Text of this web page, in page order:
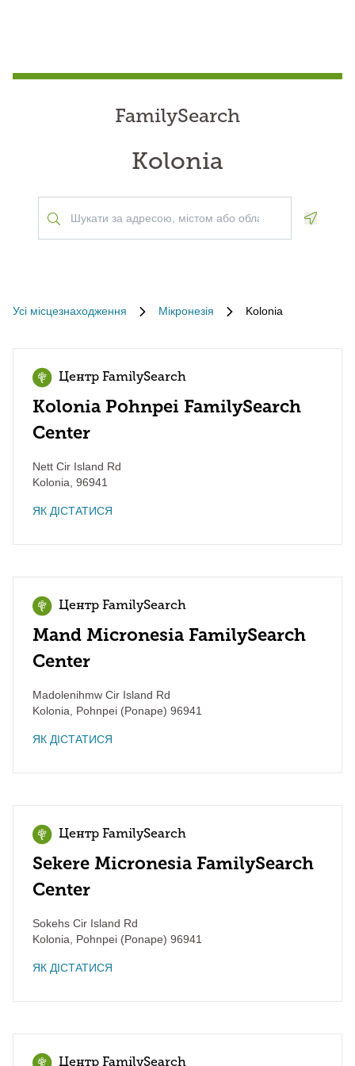
FamilySearch
Kolonia
Усі місцезнаходження Мікронезія Kolonia
Центр FamilySearch
Kolonia Pohnpei FamilySearch
Center
Nett Cir Island Rd
Kolonia 96941
ЯК ДІСТАТИСЯ
Центр FamilySearch
Mand Micronesia FamilySearch
Center
Madolenihmw Cir Island Rd
Kolonia
Pohnpei (Ponape) 96941
ЯК ДІСТАТИСЯ
Центр FamilySearch
Sekere Micronesia FamilySearch
Center
Sokehs Cir Island Rd
Kolonia
Pohnpei (Ponape) 96941
ЯК ДІСТАТИСЯ
Центр FamilySearch